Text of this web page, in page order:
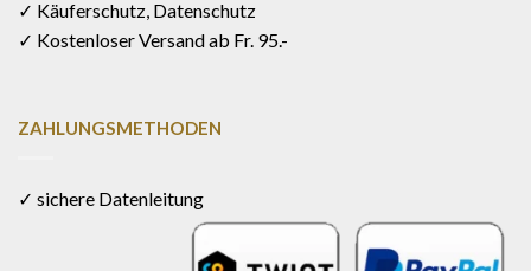
✓ Käuferschutz, Datenschutz
✓ Kostenloser Versand ab Fr. 95.-
ZAHLUNGSMETHODEN
✓ sichere Datenleitung